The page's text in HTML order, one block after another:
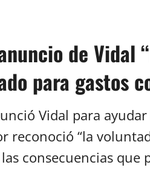
de Vidal
para gastos
Vidal para
reconoció “la
consecuencias que